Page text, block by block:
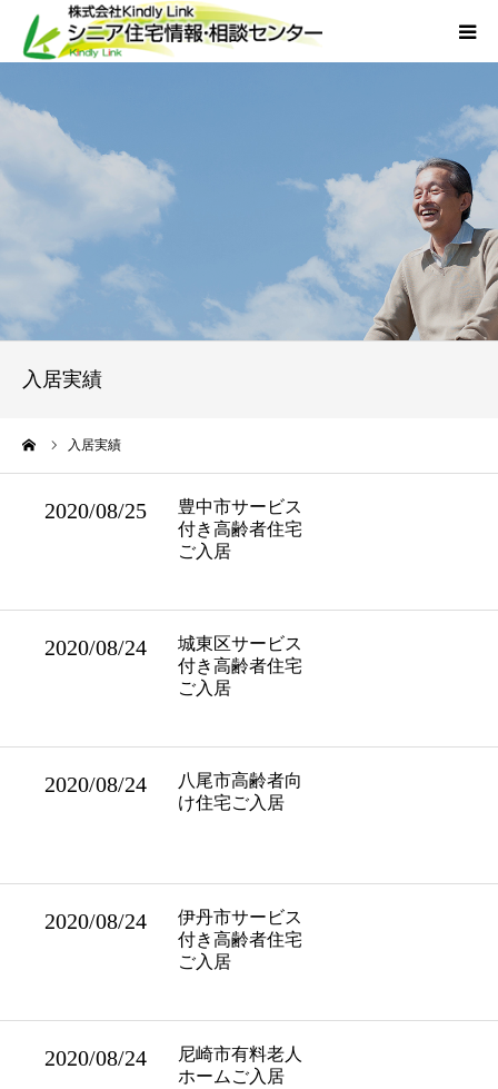
入居実績
入居実績
2020/08/25
豊中市サービス
付き高齢者住宅
ご入居
2020/08/24
城東区サービス
付き高齢者住宅
ご入居
2020/08/24
八尾市高齢者向
け住宅ご入居
2020/08/24
伊丹市サービス
付き高齢者住宅
ご入居
2020/08/24
尼崎市有料老人
ホームご入居
当社について
外国人人材採用
お問い合わせ